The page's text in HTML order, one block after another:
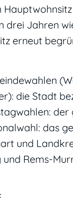
drei Jahren
erneut
die Stadt
der
das
und
Rems-